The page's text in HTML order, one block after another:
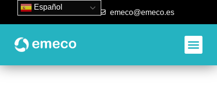
93 840 50 80 emeco@emeco.es
Español